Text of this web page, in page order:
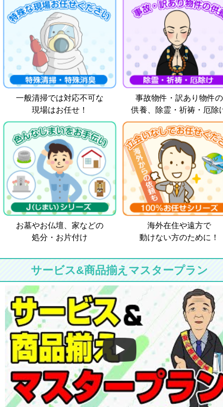
一般清掃では対応不可な
現場はお任せ！
事故物件・訳あり物件の
供養、除霊・祈祷・厄除
お墓やお仏壇、家などの
処分・お片付け
海外在住や遠方で
動けない方のために！
サービス&商品揃えマスタープラン